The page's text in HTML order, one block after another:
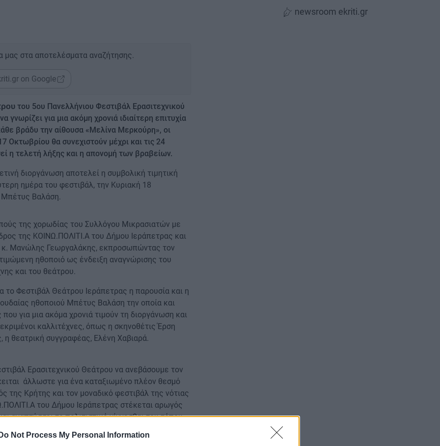
Do Not Process My Personal Information
newsroom ekriti.gr
μας στα αποτελέσματα αναζήτησης.
on Google
του 5ου Πανελλήνιου Φεστιβάλ Ερασιτεχνικού
για μια ακόμη χρονιά ιδιαίτερη επιτυχία
βράδυ την αίθουσα «Μελίνα Μερκούρη», οι
Οκτωβρίου θα συνεχιστούν μέχρι και τις 24
η τελετή λήξης και η απονομή των βραβείων.
διοργάνωση αποτελεί η συμβολική τιμητική
ημέρα του φεστιβάλ, την Κυριακή 18
Μπέτυς Βαλάση.
της χορωδίας του Συλλόγου Μικρασιατών με
της ΚΟΙΝΩ.ΠΟΛΙΤΙ.Α του Δήμου Ιεράπετρας και
Μανώλης Γεωργαλάκης, εκπροσωπώντας τον
ηθοποιό ως ένδειξη αναγνώρισης του
και του θεάτρου.
το Φεστιβάλ Θεάτρου Ιεράπετρας η παρουσία και η
ηθοποιού Μπέτυς Βαλάση την οποία και
για μια ακόμα χρονιά τιμούν τη διοργάνωση και
καλλιτέχνες, όπως η σκηνοθέτις Έρση
η θεατρική συγγραφέας, Ελένη Χαβιαρά.
Ερασιτεχνικού Θεάτρου να ανεβάσουμε τον
άλλωστε για ένα καταξιωμένο πλέον θεσμό
της Κρήτης και τον μοναδικό φεστιβάλ της νότιας
του Δήμου Ιεράπετρας στέκεται αρωγός
αναπτύσσει το πολιτιστικό γίγνεσθαι του τόπου
θεάτρου απαιτεί θυσίες, διαρκή
μας κάνει σοφότερους, πλουσιότερους,